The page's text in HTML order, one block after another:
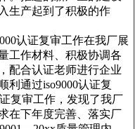
生产起到了积极的作
认证复审工作在我厂展
工作材料、积极协调各
配合认证老师进行企业
利通过iso9000认证复
复审工作，发现了我厂
在下年度完善、落实厂